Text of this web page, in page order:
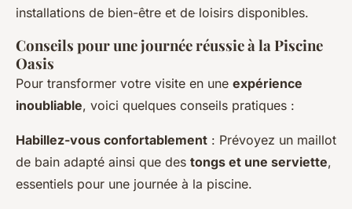
installations de bien-être et de loisirs disponibles.
Conseils pour une journée réussie à la Piscine
Oasis
Pour transformer votre visite en une expérience
inoubliable, voici quelques conseils pratiques :
Habillez-vous confortablement : Prévoyez un maillot
de bain adapté ainsi que des tongs et une serviette,
essentiels pour une journée à la piscine.